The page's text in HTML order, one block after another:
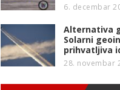
6. decembar
Alternativa
Solarni
prihvatljiva
28. novembar